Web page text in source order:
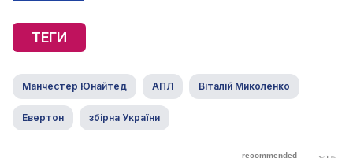
ТЕГИ
Манчестер Юнайтед АПЛ Віталій Миколенко
Евертон збірна України